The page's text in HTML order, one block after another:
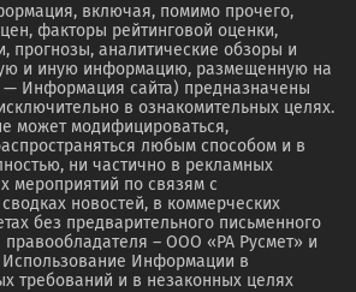
включая, помимо прочего,
факторы рейтинговой оценки,
прогнозы, аналитические обзоры и
и иную информацию, размещенную на
— Информация сайта) предназначены
в ознакомительных целях.
может модифицироваться,
любым способом и в
ни частично в рекламных
мероприятий по связям с
новостей, в коммерческих
без предварительного письменного
правообладателя – ООО «РА Русмет» и
Использование Информации в
требований и в незаконных целях